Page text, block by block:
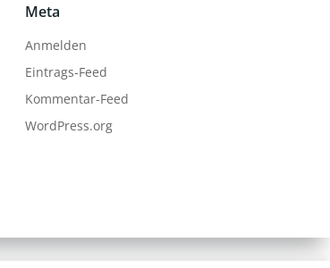
Meta
Anmelden
Eintrags-Feed
Kommentar-Feed
WordPress.org